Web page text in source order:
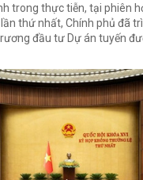
trong thực tiễn, tại phiên
thứ nhất, Chính phủ đã
đầu tư Dự án tuyến